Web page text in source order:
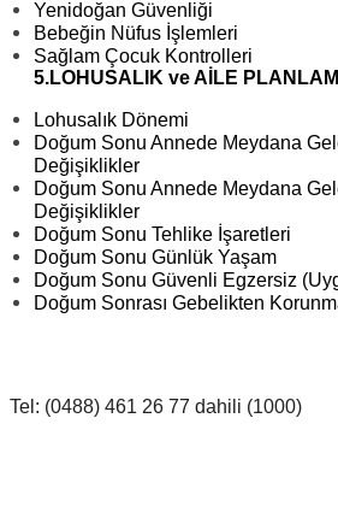
Yenidoğan Güvenliği
Bebeğin Nüfus İşlemleri
Sağlam Çocuk Kontrolleri
5.LOHUSALIK ve AİLE
Lohusalık Dönemi
Doğum Sonu Annede Meydana
Değişiklikler
Doğum Sonu Annede Meydana
Değişiklikler
Doğum Sonu Tehlike İşaretleri
Doğum Sonu Günlük Yaşam
Doğum Sonu Güvenli Egzersiz
Doğum Sonrası Gebelikten
Tel: (0488) 461 26 77 dahili (1000)